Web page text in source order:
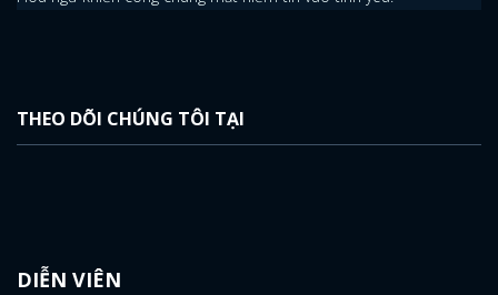
THEO DÕI CHÚNG TÔI TẠI
DIỄN VIÊN